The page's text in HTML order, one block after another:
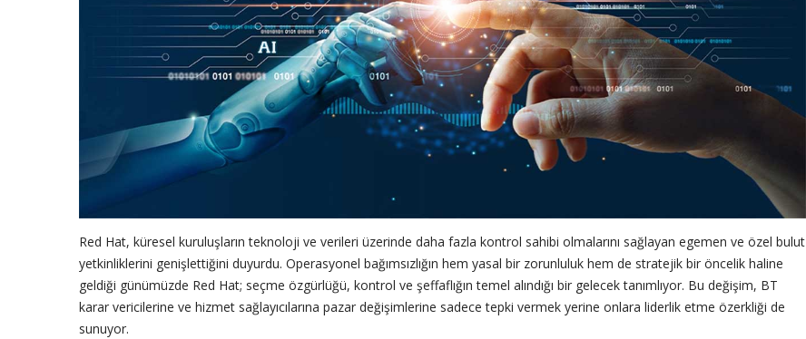
Red Hat, küresel kuruluşların teknoloji ve verileri üzerinde daha fazla kontrol sahibi olmalarını sağlayan egemen ve özel bulut
yetkinliklerini genişlettiğini duyurdu. Operasyonel bağımsızlığın hem yasal bir zorunluluk hem de stratejik bir öncelik haline
geldiği günümüzde Red Hat; seçme özgürlüğü, kontrol ve şeffaflığın temel alındığı bir gelecek tanımlıyor. Bu değişim, BT
karar vericilerine ve hizmet sağlayıcılarına pazar değişimlerine sadece tepki vermek yerine onlara liderlik etme özerkliği de
sunuyor.